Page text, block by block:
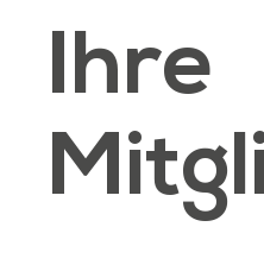
Ihre